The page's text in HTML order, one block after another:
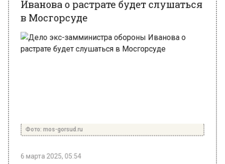
6 марта 2025, 05:54
Решение о направлении уголовного дела в